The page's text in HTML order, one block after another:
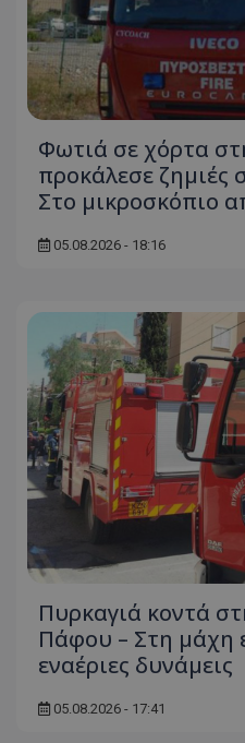
Φωτιά σε χόρτα
προκάλεσε ζημιές
Στο μικροσκόπιο
05.08.2026 - 18:16
Πυρκαγιά κοντά
Πάφου – Στη μάχη
εναέριες δυνάμεις
05.08.2026 - 17:41